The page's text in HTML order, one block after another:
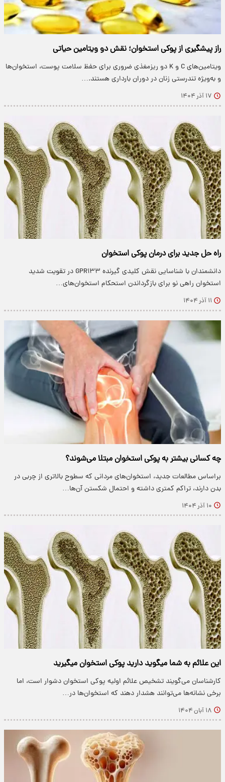
راز پیشگیری از پوکی استخوان؛ نقش دو ویتامین حیاتی
ویتامین‌های C و K دو ریزمغذی ضروری برای حفظ سلامت پوست، استخوان‌ها
و به‌ویژه تندرستی زنان در دوران بارداری هستند.…
۱۷ آذر ۱۴۰۴
راه حل جدید‌ برای درمان پوکی استخوان
دانشمندان با شناسایی نقش کلیدی گیرنده GPR۱۳۳ در تقویت شدید
استخوان راهی نو برای بازگرداندن استحکام استخوان‌های…
۱۱ آذر ۱۴۰۴
چه کسانی بیشتر به پوکی استخوان مبتلا می‌شوند؟
براساس مطالعات جدید، استخوان‌های مردانی که سطوح بالاتری از چربی در
بدن دارند، تراکم کمتری داشته و احتمال شکستن آن‌ها…
۱۰ آذر ۱۴۰۴
این علائم به شما میگوید دارید پوکی استخوان میگیرید
کارشناسان می‌گویند تشخیص علائم اولیه پوکی استخوان دشوار است، اما
برخی نشانه‌ها می‌توانند هشدار دهند که استخوان‌ها در…
۱۸ آبان ۱۴۰۴